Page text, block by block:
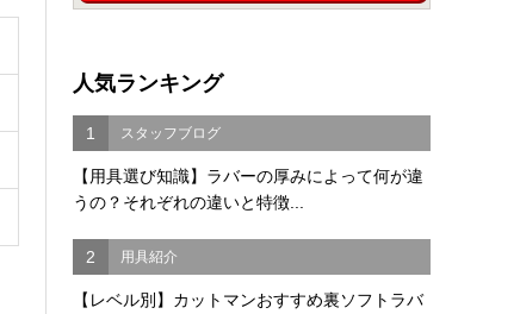
人気ランキング
1 スタッフブログ
【用具選び知識】ラバーの厚みによって何が違
うの？それぞれの違いと特徴...
2 用具紹介
【レベル別】カットマンおすすめ裏ソフトラバ